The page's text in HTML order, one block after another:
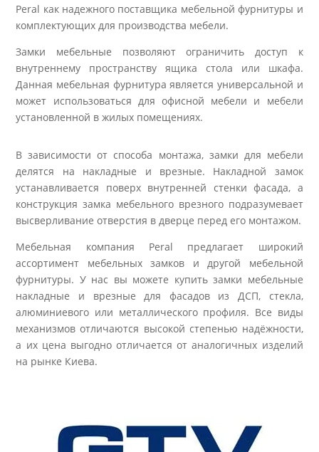
Peral как надежного поставщика мебельной фурнитуры и
комплектующих для производства мебели.
Замки мебельные позволяют ограничить доступ к
внутреннему пространству ящика стола или шкафа.
Данная мебельная фурнитура является универсальной и
может использоваться для офисной мебели и мебели
установленной в жилых помещениях.
В зависимости от способа монтажа, замки для мебели
делятся на накладные и врезные. Накладной замок
устанавливается поверх внутренней стенки фасада, а
конструкция замка мебельного врезного подразумевает
высверливание отверстия в дверце перед его монтажом.
Мебельная компания Peral предлагает широкий
ассортимент мебельных замков и другой мебельной
фурнитуры. У нас вы можете купить замки мебельные
накладные и врезные для фасадов из ДСП, стекла,
алюминиевого или металлического профиля. Все виды
механизмов отличаются высокой степенью надёжности,
а их цена выгодно отличается от аналогичных изделий
на рынке Киева.